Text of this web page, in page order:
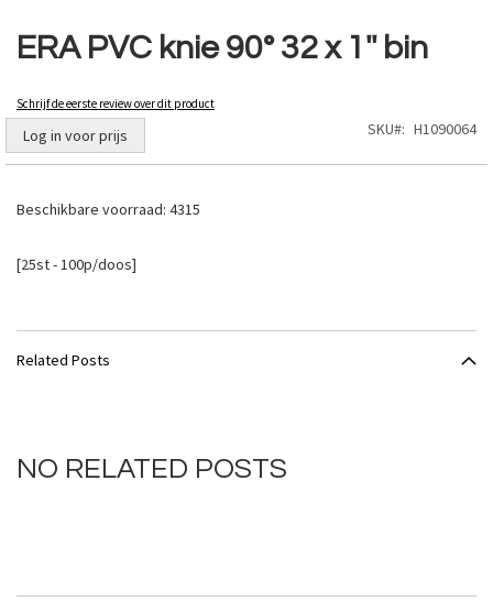
ERA PVC knie 90° 32 x 1'' bin
Schrijf de eerste review over dit product
Log in voor prijs SKU H1090064
Beschikbare voorraad: 4315
[25st - 100p/doos]
naar
het
van
afbeeldingen-
gallerij
Related Posts
NO RELATED POSTS